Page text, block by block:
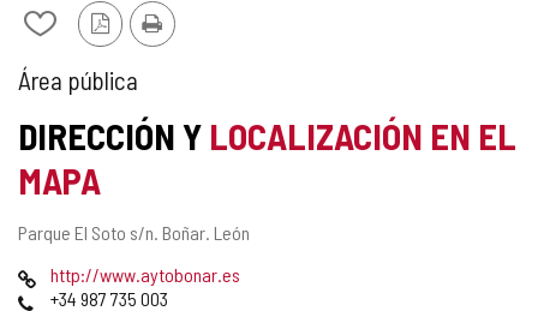
LeónAñadir/quitar
cuadernos
Versión
PDF
Imprimir
TIPO
DE
ÁREA
DE
SERVICIO
Área pública
DIRECCIÓN Y LOCALIZACIÓN EN EL
MAPA
Dirección
Parque El Soto s/n. Boñar. León
Página
Web
http://www.aytobonar.es
Teléfonos
+34 987 735 003